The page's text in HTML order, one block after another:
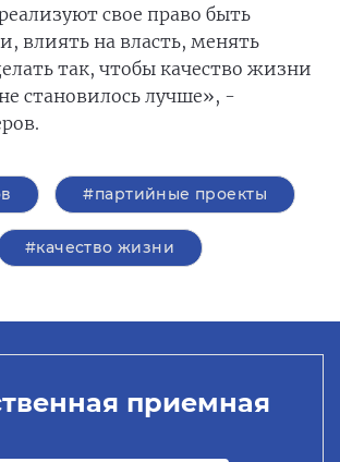
свое право быть
влиять на власть, менять
так, чтобы качество жизни
становилось лучше», -
#партийные проекты
#качество жизни
приемная